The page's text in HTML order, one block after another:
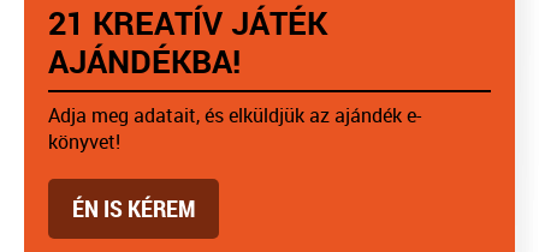
21 KREATÍV JÁTÉK
AJÁNDÉKBA!
Adja meg adatait, és elküldjük az ajándék e-
könyvet!
ÉN IS KÉREM